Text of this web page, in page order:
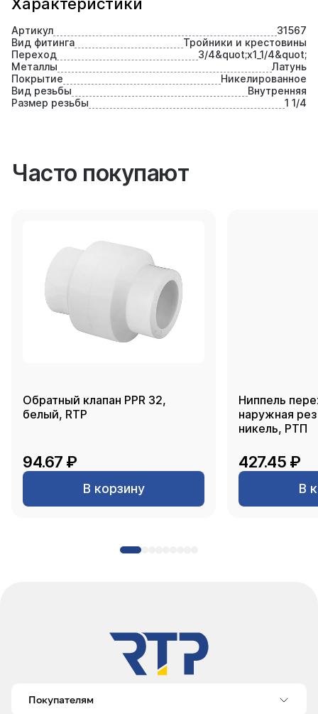
Артикул
31567
Вид фитинга
Тройники и крестовины
Переход
3/4&quot;х1_1/4&quot;
Металлы
Латунь
Покрытие
Никелированное
Вид резьбы
Внутренняя
Размер резьбы
1 1/4
Часто покупают
Обратный клапан PPR 32,
белый, RTP
94.67 ₽
В корзину
Ниппель
наружная
никель, РТП
427.45 ₽
В
Покупателям